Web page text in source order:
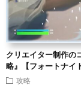
クリエイター制作の
略』【フォートナイ
攻略